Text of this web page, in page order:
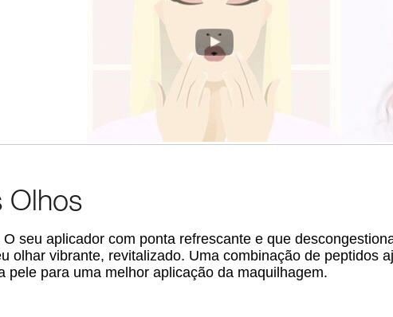
Olhos
seu aplicador com ponta refrescante e que
olhar vibrante, revitalizado. Uma combinação de peptidos
pele para uma melhor aplicação da maquilhagem.